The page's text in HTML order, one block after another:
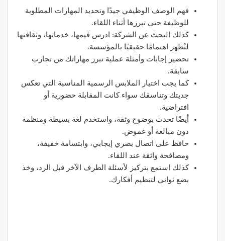
فهم الوصف الوظيفي جيدًا وتحديد المهارات المطلوبة
للوظيفة حتى تبرزها أثناء اللقاء.
كذلك البحث عن الشركة: ادرس قيمها، خدماتها، وثقافتها
لتُظهر اهتمامًا حقيقيًا بالمؤسسة.
تحضير إجابات وأمثلة عملية تبرز مهاراتك من تجارب
سابقة.
كما يجب اختيار الملابس الرسمية المناسبة التي تعكس
جديتك وتناسقك سواء كانت المقابلة حضورية أو
افتراضية.
أيضًا تحدث بوضوح وثقة، واستخدم لغة بسيطة ومنظمة
دون مبالغة أو غموض.
حافظ على اتصال بصري إيجابي، وابتسامة خفيفة،
ومصافحة واثقة عند اللقاء.
كذلك استمع بتركيز لأسئلة الطرف الآخر قبل الرد، وخذ
بضع ثواني لتنظيم أفكارك.